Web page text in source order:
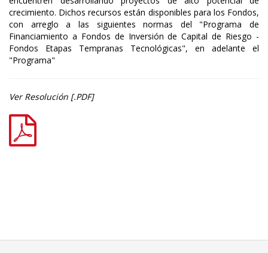
crecimiento. Dichos recursos están disponibles para los Fondos,
con arreglo a las siguientes normas del "Programa de
Financiamiento a Fondos de Inversión de Capital de Riesgo -
Fondos Etapas Tempranas Tecnológicas", en adelante el
"Programa"
Ver Resolución [.PDF]